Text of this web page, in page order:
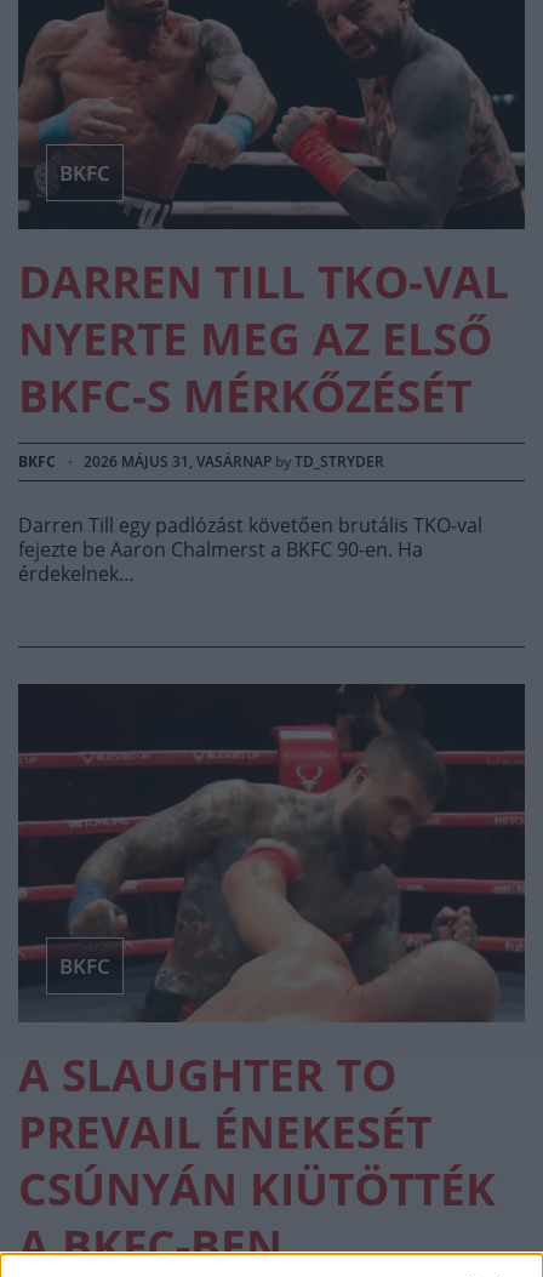
BKFC
DARREN TILL TKO-VAL
NYERTE MEG AZ ELSŐ
BKFC-S MÉRKŐZÉSÉT
BKFC · 2026 MÁJUS 31, VASÁRNAP byTD_STRYDER
Darren Till egy padlózást követően brutális TKO-val
fejezte be Aaron Chalmerst a BKFC 90-en. Ha
érdekelnek…
BKFC
A SLAUGHTER TO
PREVAIL ÉNEKESÉT
CSÚNYÁN KIÜTÖTTÉK
A BKFC-BEN